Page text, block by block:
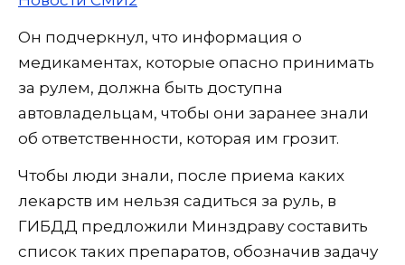
Он подчеркнул, что информация о
медикаментах, которые опасно принимать
за рулем, должна быть доступна
автовладельцам, чтобы они заранее знали
об ответственности, которая им грозит.
Чтобы люди знали, после приема каких
лекарств им нельзя садиться за руль, в
ГИБДД предложили Минздраву составить
список таких препаратов, обозначив задачу